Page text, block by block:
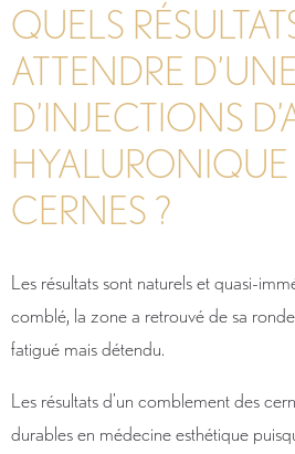
QUELS
ATTENDRE
D’INJECTIONS
HYALURONIQUE
CERNES ?
Les résultats sont naturels et quasi-
comblé, la zone a retrouvé de sa
fatigué mais détendu.
Les résultats d’un comblement des
durables en médecine esthétique